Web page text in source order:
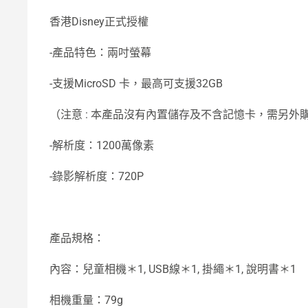
香港Disney正式授權
-產品特色：兩吋螢幕
-支援MicroSD 卡，最高可支援32GB
（注意 : 本產品沒有內置儲存及不含記憶卡，需另外
-解析度：1200萬像素
-錄影解析度：720P
產品規格：
內容：兒童相機＊1, USB線＊1, 掛繩＊1, 說明書＊1
相機重量：79g